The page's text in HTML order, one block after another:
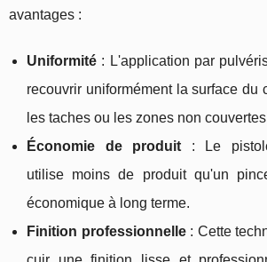
avantages :
Uniformité : L'application par
recouvrir uniformément la surface du
les taches ou les zones non
Économie de produit : Le
utilise moins de produit qu'un
économique à long terme.
Finition professionnelle: Cette